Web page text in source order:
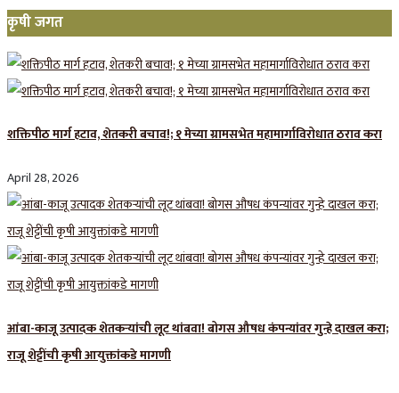
कृषी जगत
शक्तिपीठ मार्ग हटाव, शेतकरी बचाव!; १ मेच्या ग्रामसभेत महामार्गाविरोधात ठराव करा
April 28, 2026
आंबा-काजू उत्पादक शेतकऱ्यांची लूट थांबवा! बोगस औषध कंपन्यांवर गुन्हे दाखल करा;
राजू शेट्टींची कृषी आयुक्तांकडे मागणी